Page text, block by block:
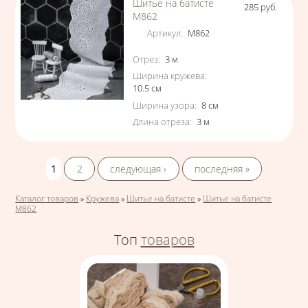
Шитье на батисте
М862
Артикул: М862
Характеристики
Отрез: 3 м
Ширина кружева:
10.5см
Ширина узора: 8см
Длина отреза: 3 м
Цена
285 руб.
1
2 следующая › последняя »
Вы здесь
Каталог товаров » Кружева » Шитье на батисте » Шитье на батисте
М862
Топ товаров